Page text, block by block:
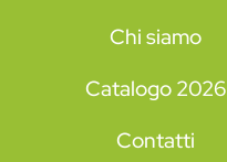
Chi siamo
Catalogo 2026
Contatti